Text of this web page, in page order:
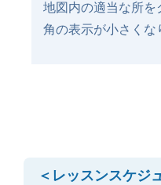
地図内の適当な所を
角の表示が小さくな
＜レッスンスケジ